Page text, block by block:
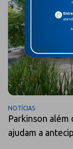
NOTÍCIAS
Parkinson além
ajudam a